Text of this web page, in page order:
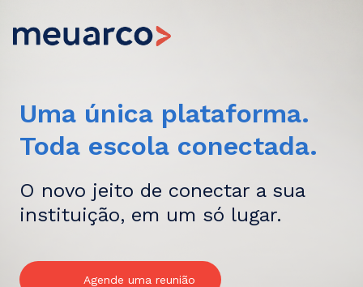
Uma única plataforma.
Toda escola conectada.
O novo jeito de conectar a sua
instituição, em um só lugar.
Agende uma reunião